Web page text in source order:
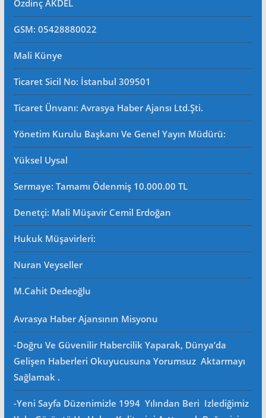
Özdinç AKDEL
GSM: 05428880022
Mali Künye
Ticaret Sicil No: İstanbul 309501
Ticaret Ünvanı: Avrasya Haber Ajansı Ltd.Şti.
Yönetim Kurulu Başkanı Ve Genel Yayın Müdürü:
Yüksel Uysal
Sermaye: Tamamı Ödenmiş 10.000.00 TL
Denetçi: Mali Müşavir Cemil Erdoğan
Hukuk Müşavirleri:
Nuran Veyseller
M.Cahit Dedeoğlu
Avrasya Haber Ajansının Misyonu
-Doğru Ve Güvenilir Habercilik Yaparak, Dünya’da
Gelişen Haberleri Okuyucusuna Yorumsuz Aktarmayı
Sağlamak .
-Yeni Sayfa Düzenimizle 1994 Yılından Beri Izlediğimiz